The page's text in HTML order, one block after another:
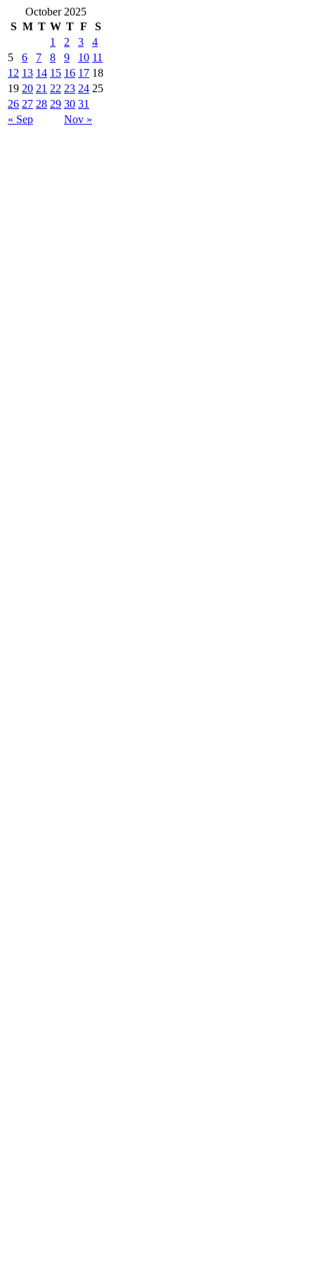
October 2025
S M T W T F S
« Sep Nov »
1 2 3
4
5
6 7 8 9 10 11
12 13 14 15 16 17 18
19 20 21 22 23 24 25
26 27 28 29 30 31